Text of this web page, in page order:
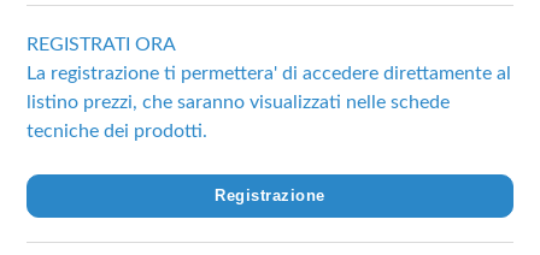
REGISTRATI ORA
La registrazione ti permettera' di accedere direttamente al
listino prezzi, che saranno visualizzati nelle schede
tecniche dei prodotti.
Registrazione